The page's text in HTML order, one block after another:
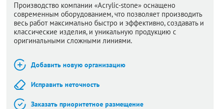
Производство компании «Acrylic-stone» оснащено
современным оборудованием, что позволяет производить
весь работ максимально быстро и эффективно, создавать и
классические изделия, и уникальную продукцию с
оригинальными сложными линиями.
Добавить новую организацию
Исправить неточность
Заказать приоритетное размещение